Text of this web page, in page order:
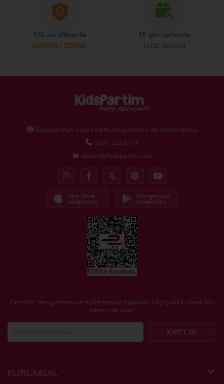
SSL sertifikası ile
GÜVENLİ ÖDEME
15 gün içerisinde
İADE İMKANI
İhsaniye Mah Tuna Cad Kurtuluş Sok no:9/B Nilüfer Bursa
0 537 213 83 76
destek@kidspartim.com
App Store
İndirebilirsiniz
Google play
İndirebilirsiniz
Fırsatlar, Yeni gelenler ve haberlerimiz hakkında bilgi sahibi olmak için
lütfen üye olun!
KAYIT OL
KURUMSAL